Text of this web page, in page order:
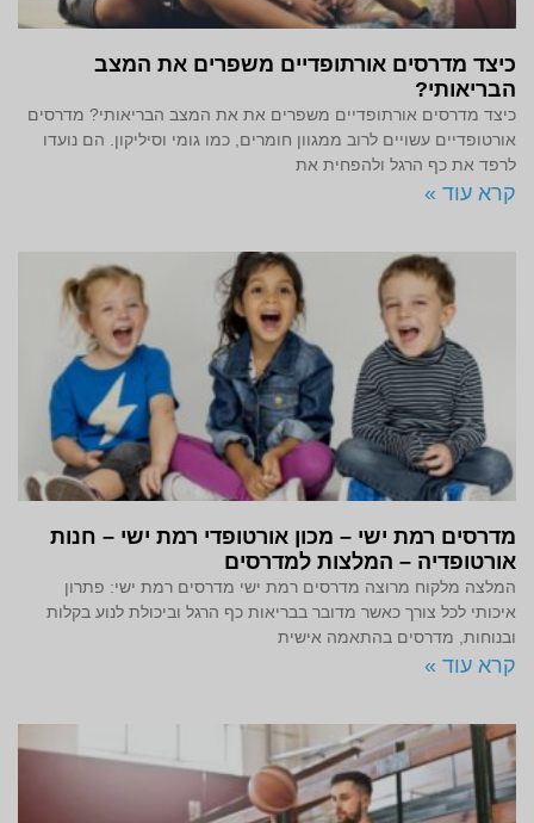
כיצד מדרסים אורתופדיים משפרים את המצב
הבריאותי?
כיצד מדרסים אורתופדיים משפרים את את המצב הבריאותי? מדרסים
אורטופדיים עשויים לרוב ממגוון חומרים, כמו גומי וסיליקון. הם נועדו
לרפד את כף הרגל ולהפחית את
קרא עוד »
מדרסים רמת ישי – מכון אורטופדי רמת ישי – חנות
אורטופדיה – המלצות למדרסים
המלצה מלקוח מרוצה מדרסים רמת ישי מדרסים רמת ישי: פתרון
איכותי לכל צורך כאשר מדובר בבריאות כף הרגל וביכולת לנוע בקלות
ובנוחות, מדרסים בהתאמה אישית
קרא עוד »